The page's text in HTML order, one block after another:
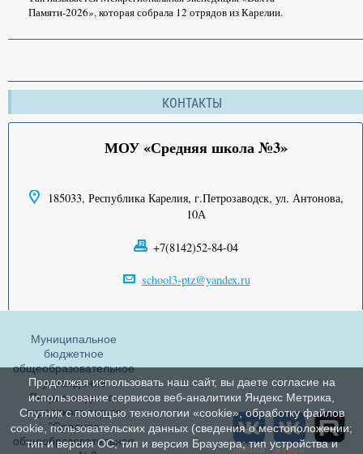
Памяти-2026», которая собрала 12 отрядов из Карелии.
КОНТАКТЫ
МОУ «Средняя школа №3»
185033, Республика Карелия, г.Петрозаводск, ул. Антонова,
10А
+7(8142)52-84-04
school3-ptz@yandex.ru
Муниципальное
бюджетное
общеобразовательное
учреждение
Петрозаводского
городского округа
"Средняя
общеобразовательная
Продолжая использовать наш сайт, вы даете согласие на
использование сервисов веб-аналитики Яндекс Метрика,
Спутник с помощью технологии «cookie», обработку файлов
cookie, пользовательских данных (сведения о местоположении;
тип и версия ОС; тип и версия Браузера; тип устройства и